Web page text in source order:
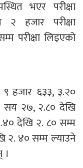
भएर परीक्षा
हजार परीक्षा
परीक्षा लिइएको
हजार ६३३, ३.२०
सय २७, २.८० देखि
देखि २. ८० सम्म
२. ४० सम्म ल्याउने